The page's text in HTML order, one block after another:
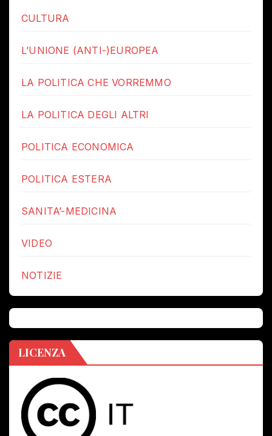
CULTURA
L’UNIONE (ANTI-)EUROPEA
LA POLITICA CHE VORREMMO
LA POLITICA DEGLI ALTRI
POLITICA ECONOMICA
POLITICA ESTERA
SANITA’-MEDICINA
VIDEO
NOTIZIE
LICENZA